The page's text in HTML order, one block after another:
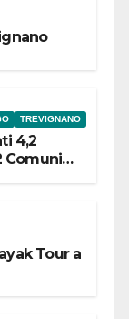
TREVIGNANO
4,2
Comuni
Tour a